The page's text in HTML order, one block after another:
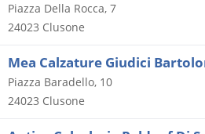
Piazza Della Rocca, 7
24023 Clusone
Mea Calzature Giudici
Piazza Baradello, 10
24023 Clusone